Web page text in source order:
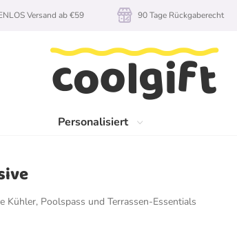
Personalisiert
Versand ab €59 90 Tage Rückgaberecht
Poolspass und Terrassen-Essentials